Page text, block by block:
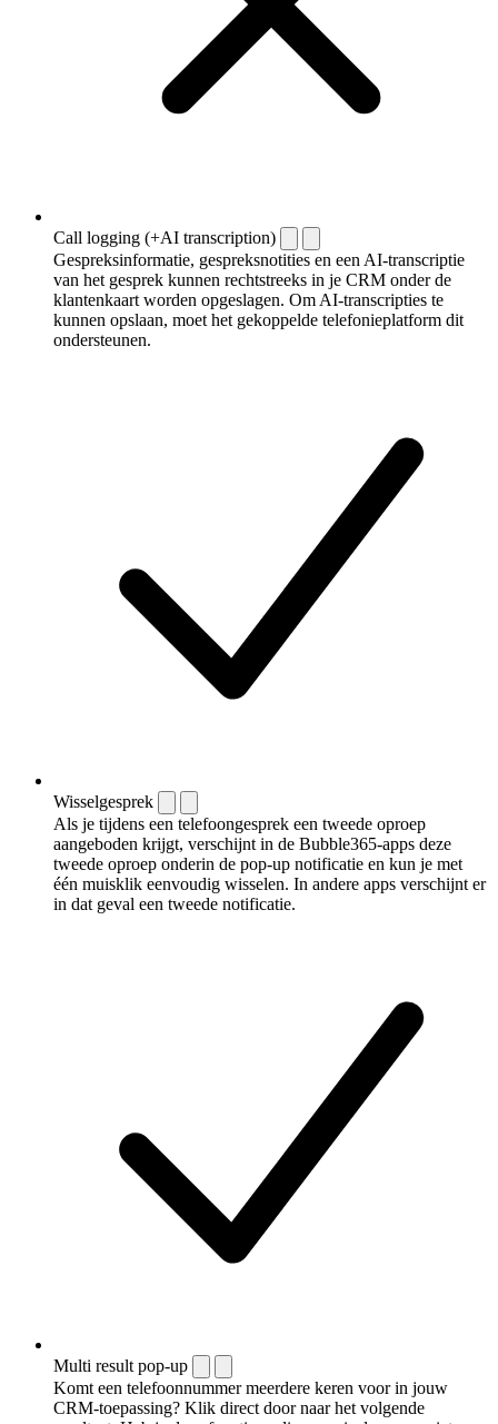
Call logging (+AI transcription)
Gespreksinformatie, gespreksnotities en een AI-transcriptie
van het gesprek kunnen rechtstreeks in je CRM onder de
klantenkaart worden opgeslagen. Om AI-transcripties te
kunnen opslaan, moet het gekoppelde telefonieplatform dit
ondersteunen.
Wisselgesprek
Als je tijdens een telefoongesprek een tweede oproep
aangeboden krijgt, verschijnt in de Bubble365-apps deze
tweede oproep onderin de pop-up notificatie en kun je met
één muisklik eenvoudig wisselen. In andere apps verschijnt er
in dat geval een tweede notificatie.
Multi result pop-up
Komt een telefoonnummer meerdere keren voor in jouw
CRM-toepassing? Klik direct door naar het volgende